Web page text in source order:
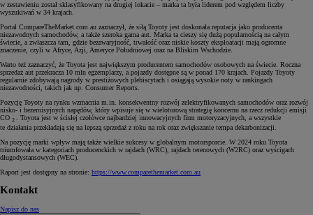
w zestawieniu został sklasyfikowany na drugiej lokacie – marka ta była liderem pod względem liczby
wyszukiwań w 34 krajach.
Portal CompareTheMarket.com.au zaznaczył, że siłą Toyoty jest doskonała reputacja jako producenta
niezawodnych samochodów, a także szeroka gama aut. Marka ta cieszy się dużą popularnością na całym
świecie, a zwłaszcza tam, gdzie bezawaryjność, trwałość oraz niskie koszty eksploatacji mają ogromne
znaczenie, czyli w Afryce, Azji, Ameryce Południowej oraz na Bliskim Wschodzie.
Warto też zaznaczyć, że Toyota jest największym producentem samochodów osobowych na świecie. Roczna
sprzedaż aut przekracza 10 mln egzemplarzy, a pojazdy dostępne są w ponad 170 krajach. Pojazdy Toyoty
regularnie zdobywają nagrody w prestiżowych plebiscytach i osiągają wysokie noty w rankingach
niezawodności, takich jak np. Consumer Reports.
Pozycję Toyoty na rynku wzmacnia m.in. konsekwentny rozwój zelektryfikowanych samochodów oraz rozwój
nisko- i bezemisyjnych napędów, który wpisuje się w wielotorową strategię koncernu na rzecz redukcji emisji
CO 2
. Toyota jest w ścisłej czołówce najbardziej innowacyjnych firm motoryzacyjnych, a wszystkie
te działania przekładają się na lepszą sprzedaż z roku na rok oraz zwiększanie tempa dekarbonizacji.
Na pozycję marki wpływ mają także wielkie sukcesy w globalnym motorsporcie. W 2024 roku Toyota
triumfowała w kategoriach producenckich w rajdach (WRC), rajdach terenowych (W2RC) oraz wyścigach
długodystansowych (WEC).
Raport jest dostępny na stronie: https://www.comparethemarket.com.au
Kontakt
Napisz do nas